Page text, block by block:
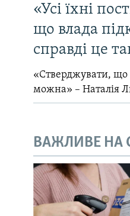
«Усі їхні
що влада
справді це
«Стверджувати, що
можна» – Наталія
ВАЖЛИВЕ НА